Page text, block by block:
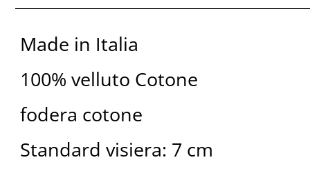
Made in Italia
100% velluto Cotone
fodera cotone
Standard visiera: 7 cm